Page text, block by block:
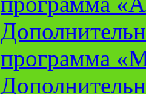
программа